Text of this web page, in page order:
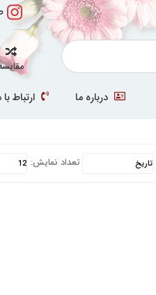
درباره ما ارتباط با
تعداد نمایش: